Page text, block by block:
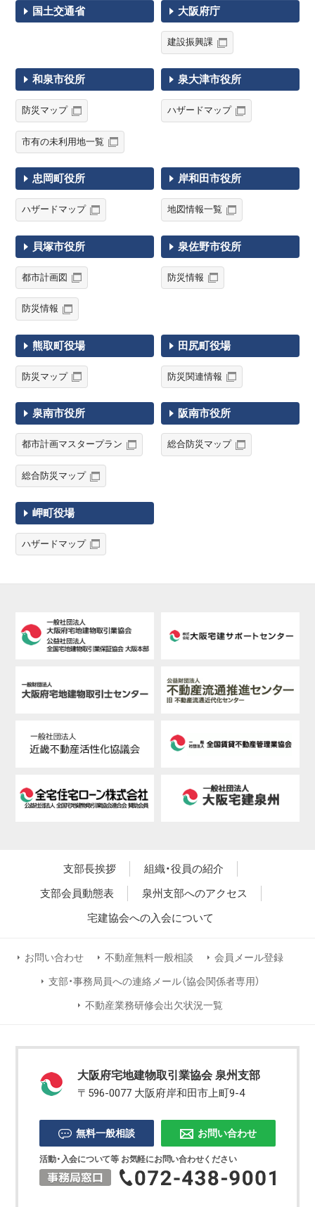
国土交通省 大阪府庁
建設振興課
和泉市役所
防災マップ
市有の未利用地一覧
泉大津市役所
ハザードマップ
忠岡町役所
ハザードマップ
岸和田市役所
地図情報一覧
貝塚市役所
都市計画図
防災情報
泉佐野市役所
防災情報
熊取町役場
防災マップ
田尻町役場
防災関連情報
泉南市役所
都市計画マスタープラン
総合防災マップ
阪南市役所
総合防災マップ
岬町役場
ハザードマップ
支部長挨拶
組織・役員の紹介
支部会員動態表
泉州支部へのアクセス
宅建協会への入会について
お問い合わせ 不動産無料一般相談 会員メール登録
支部・事務局員への連絡メール（協会関係者専用）
不動産業務研修会出欠状況一覧
大阪府宅地建物取引業協会 泉州支部
〒596-0077 大阪府岸和田市上町9-4
無料一般相談 お問い合わせ
活動・入会について等 お気軽にお問い合わせください